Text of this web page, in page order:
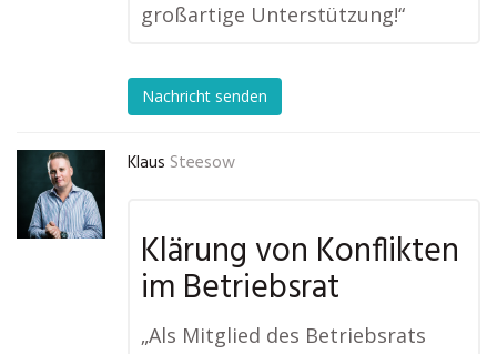
großartige Unterstützung!“
Nachricht senden
Klaus Steesow
Klärung von Konflikten
im Betriebsrat
„Als Mitglied des Betriebsrats